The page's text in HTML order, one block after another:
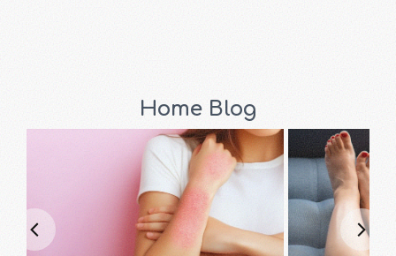
Home Blog